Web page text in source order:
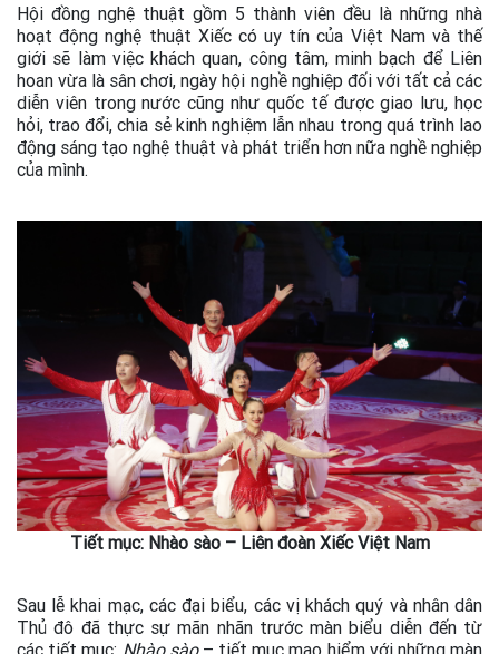
Hội đồng nghệ thuật gồm 5 thành viên đều là những nhà
hoạt động nghệ thuật Xiếc có uy tín của Việt Nam và thế
giới sẽ làm việc khách quan, công tâm, minh bạch để Liên
hoan vừa là sân chơi, ngày hội nghề nghiệp đối với tất cả các
diễn viên trong nước cũng như quốc tế được giao lưu, học
hỏi, trao đổi, chia sẻ kinh nghiệm lẫn nhau trong quá trình lao
động sáng tạo nghệ thuật và phát triển hơn nữa nghề nghiệp
của mình.
Tiết mục: Nhào sào – Liên đoàn Xiếc Việt Nam
Sau lễ khai mạc, các đại biểu, các vị khách quý và nhân dân
Thủ đô đã thực sự mãn nhãn trước màn biểu diễn đến từ
các tiết mục: Nhào sào– tiết mục mạo hiểm với những màn